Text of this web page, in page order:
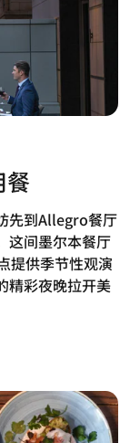
先到Allegro餐厅
这间墨尔本餐厅
提供季节性观演
精彩夜晚拉开美